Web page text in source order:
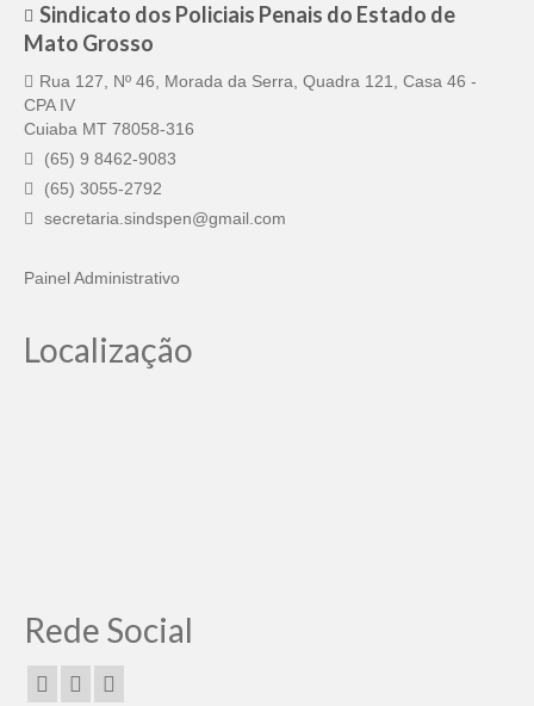
Sindicato dos Policiais Penais do Estado de
Mato Grosso
Rua 127, Nº 46, Morada da Serra, Quadra 121, Casa 46 -
CPA IV
Cuiaba MT 78058-316
(65) 9 8462-9083
(65) 3055-2792
secretaria.sindspen@gmail.com
Painel Administrativo
Localização
Rede Social